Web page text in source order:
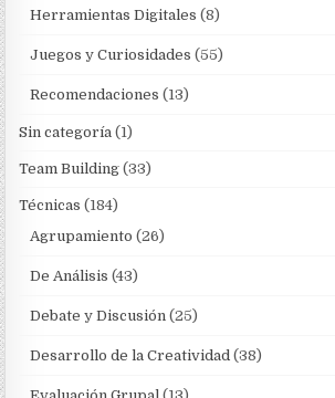
Herramientas Digitales (8)
Juegos y Curiosidades (55)
Recomendaciones (13)
Sin categoría (1)
Team Building (33)
Técnicas (184)
Agrupamiento (26)
De Análisis (43)
Debate y Discusión (25)
Desarrollo de la Creatividad (38)